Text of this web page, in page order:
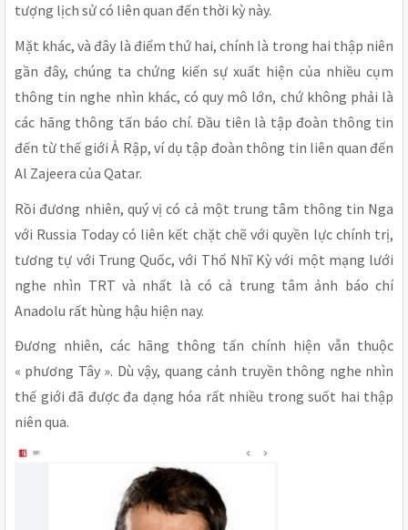
tượng lịch sử có liên quan đến thời kỳ này.
Mặt khác, và đây là điểm thứ hai, chính là trong hai thập niên
gần đây, chúng ta chứng kiến sự xuất hiện của nhiều cụm
thông tin nghe nhìn khác, có quy mô lớn, chứ không phải là
các hãng thông tấn báo chí. Đầu tiên là tập đoàn thông tin
đến từ thế giới Ả Rập, ví dụ tập đoàn thông tin liên quan đến
Al Zajeera của Qatar.
Rồi đương nhiên, quý vị có cả một trung tâm thông tin Nga
với Russia Today có liên kết chặt chẽ với quyền lực chính trị,
tương tự với Trung Quốc, với Thổ Nhĩ Kỳ với một mạng lưới
nghe nhìn TRT và nhất là có cả trung tâm ảnh báo chí
Anadolu rất hùng hậu hiện nay.
Đương nhiên, các hãng thông tấn chính hiện vẫn thuộc
« phương Tây ». Dù vậy, quang cảnh truyền thông nghe nhìn
thế giới đã được đa dạng hóa rất nhiều trong suốt hai thập
niên qua.